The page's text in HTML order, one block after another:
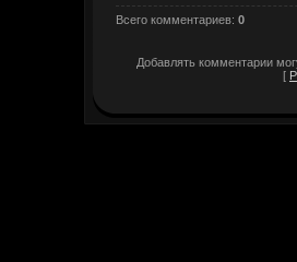
Всего комментариев: 0
Добавлять комментарии
[